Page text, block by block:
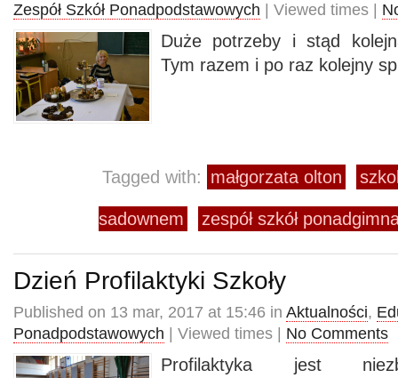
Zespół Szkół Ponadpodstawowych | Viewed times |
Duże potrzeby i stąd
Tym razem i po raz kolejny
Tagged with: małgorzata olton
sadownem zespół szkół
Dzień Profilaktyki Szkoły
Published on 13 mar, 2017 at 15:46 in Aktualności,
Ponadpodstawowych | Viewed times | No Comments
Profilaktyka jest